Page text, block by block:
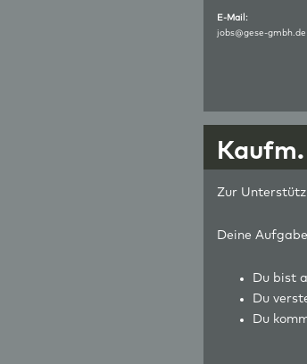
E-Mail:
jobs@gese-gmbh.de
Zur
Deine
Du bist
Du
Du